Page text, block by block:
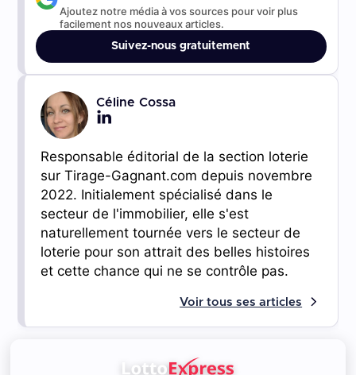
Ajoutez notre média à vos sources pour voir plus
facilement nos nouveaux articles.
Suivez-nous gratuitement
Céline Cossa
Responsable éditorial de la section loterie
sur Tirage-Gagnant.com depuis novembre
2022. Initialement spécialisé dans le
secteur de l'immobilier, elle s'est
naturellement tournée vers le secteur de
loterie pour son attrait des belles histoires
et cette chance qui ne se contrôle pas.
Voir tous ses articles